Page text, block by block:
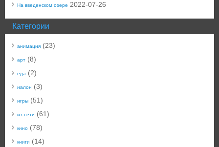
На введенском озере 2022-07-26
Категории
анимация (23)
арт (8)
еда (2)
иалон (3)
игры (51)
из сети (61)
кино (78)
книги (14)